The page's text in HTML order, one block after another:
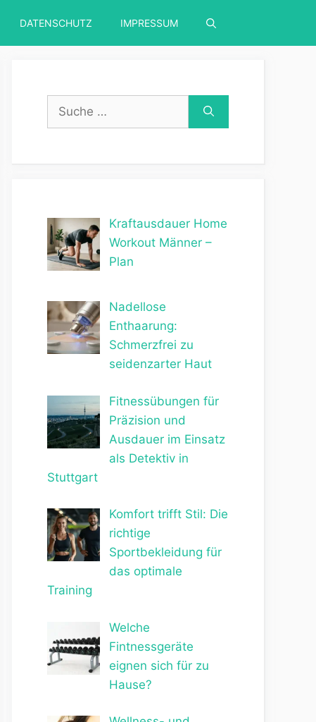
DATENSCHUTZ IMPRESSUM
Suche
Kraftausdauer Home
Workout Männer –
Plan
Nadellose
Enthaarung:
Schmerzfrei zu
seidenzarter Haut
Fitnessübungen für
Präzision und
Ausdauer im Einsatz
als Detektiv in
Stuttgart
Komfort trifft Stil: Die
richtige
Sportbekleidung für
das optimale
Training
Welche
Fintnessgeräte
eignen sich für zu
Hause?